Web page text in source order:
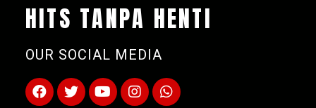
HITS TANPA HENTI
OUR SOCIAL MEDIA